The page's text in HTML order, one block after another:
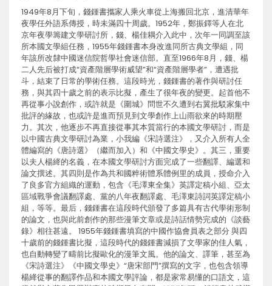
1949年8月下旬，錢鍾書攜家人乘火車從上海搬回北京，進清華年
夜學任外語系傳授，時未滿四十周歲。1952年，鄭振鐸等人在北
京年夜學籌建文學研討所，錢、楊佳耦介入此中，次年一同調至該
所本國文學組任務，1955年錢鍾書本身改進同所古典文學組，同
年該所改隸中國迷信院哲學社會迷信部。直至1966年8月，錢、楊
二人先后被打成“資產階層學術威望”和“資產階層學者”，遭遇批
斗，結束了日常的學術任務。這段時光，錢鍾書的著作與研討任
務，與其四十歲之前的表示比擬，產生了很年夜的變更。起首他不
再從事小說創作，或許就是《圍城》問世不久遭到右翼批駁家集中
批評的緣故，也或許是進而預見到文學創作上山雨欲來的時期壓
力。其次，他逐步不再直接從事其本質當行的本國文學研討，而是
以中國古典文學研討為業，小我編《宋詩選注》，又介入所有人全
體編寫的《唐詩選》（繼而加入）和《中國文學史》。其三，重要
以夫人楊絳的名義，在本國文學研討方面完成了一些翻譯、編選和
論文撰述。其四則是作為共和國粹術體系體例里的成員，授命介入
了良多官方組織的運動，包含《毛澤東全集》英譯定稿小組、亞太
區域戰爭會議翻譯處、黨的八年夜翻譯處、毛澤東詩詞英譯定稿小
組，等等。最后，錢鍾書在這段時代頒發了多篇具有古代學術形制
的論文，也與此前創作的那些漫筆文章或是詩話情勢完成的《談藝
錄》相往甚遠。 1955年錢鍾書填寫的中國作協會員表之部分 與四
十歲前的錢鍾書比擬，這段時代的錢鍾書減損了文學家的佳人氣，
也自動轉變了疇前比擬歐化的漫筆文風。他的論文、譯筆，甚至為
《宋詩選注》《中國文學史》“唐宋部門”撰寫的文字，也包含領導
楊絳從事的翻譯作品和本國文學評論，都是家常易懂的口語文，這